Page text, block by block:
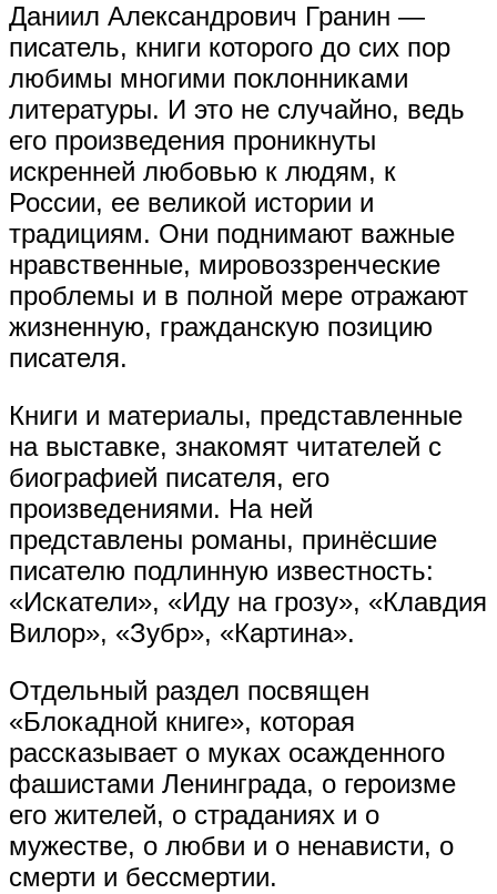
Даниил Александрович Гранин —
писатель, книги которого до сих пор
любимы многими поклонниками
литературы. И это не случайно, ведь
его произведения проникнуты
искренней любовью к людям, к
России, ее великой истории и
традициям. Они поднимают важные
нравственные, мировоззренческие
проблемы и в полной мере отражают
жизненную, гражданскую позицию
писателя.
Книги и материалы, представленные
на выставке, знакомят читателей с
биографией писателя, его
произведениями. На ней
представлены романы, принёсшие
писателю подлинную известность:
«Искатели», «Иду на грозу», «Клавдия
Вилор», «Зубр», «Картина».
Отдельный раздел посвящен
«Блокадной книге», которая
рассказывает о муках осажденного
фашистами Ленинграда, о героизме
его жителей, о страданиях и о
мужестве, о любви и о ненависти, о
смерти и бессмертии.